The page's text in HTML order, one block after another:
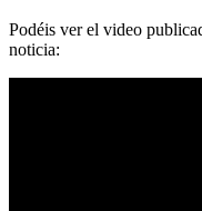
Podéis ver el video
noticia: